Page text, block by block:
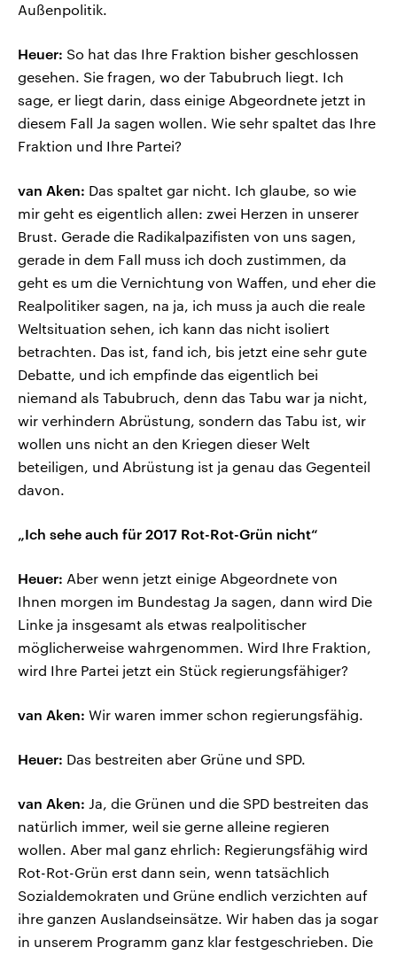
Außenpolitik.
Heuer: So hat das Ihre Fraktion bisher geschlossen
gesehen. Sie fragen, wo der Tabubruch liegt. Ich
sage, er liegt darin, dass einige Abgeordnete jetzt in
diesem Fall Ja sagen wollen. Wie sehr spaltet das Ihre
Fraktion und Ihre Partei?
van Aken: Das spaltet gar nicht. Ich glaube, so wie
mir geht es eigentlich allen: zwei Herzen in unserer
Brust. Gerade die Radikalpazifisten von uns sagen,
gerade in dem Fall muss ich doch zustimmen, da
geht es um die Vernichtung von Waffen, und eher die
Realpolitiker sagen, na ja, ich muss ja auch die reale
Weltsituation sehen, ich kann das nicht isoliert
betrachten. Das ist, fand ich, bis jetzt eine sehr gute
Debatte, und ich empfinde das eigentlich bei
niemand als Tabubruch, denn das Tabu war ja nicht,
wir verhindern Abrüstung, sondern das Tabu ist, wir
wollen uns nicht an den Kriegen dieser Welt
beteiligen, und Abrüstung ist ja genau das Gegenteil
davon.
„Ich sehe auch für 2017 Rot-Rot-Grün nicht“
Heuer: Aber wenn jetzt einige Abgeordnete von
Ihnen morgen im Bundestag Ja sagen, dann wird Die
Linke ja insgesamt als etwas realpolitischer
möglicherweise wahrgenommen. Wird Ihre Fraktion,
wird Ihre Partei jetzt ein Stück regierungsfähiger?
van Aken: Wir waren immer schon regierungsfähig.
Heuer: Das bestreiten aber Grüne und SPD.
van Aken: Ja, die Grünen und die SPD bestreiten das
natürlich immer, weil sie gerne alleine regieren
wollen. Aber mal ganz ehrlich: Regierungsfähig wird
Rot-Rot-Grün erst dann sein, wenn tatsächlich
Sozialdemokraten und Grüne endlich verzichten auf
ihre ganzen Auslandseinsätze. Wir haben das ja sogar
in unserem Programm ganz klar festgeschrieben. Die